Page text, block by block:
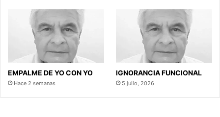
EMPALME DE YO CON YO
Hace 2 semanas
IGNORANCIA FUNCIONAL
5 julio, 2026